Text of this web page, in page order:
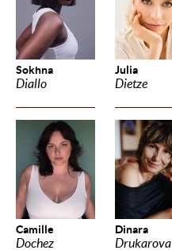
Sokhna
Diallo
Julia
Dietze
Camille
Dochez
Dinara
Drukarova